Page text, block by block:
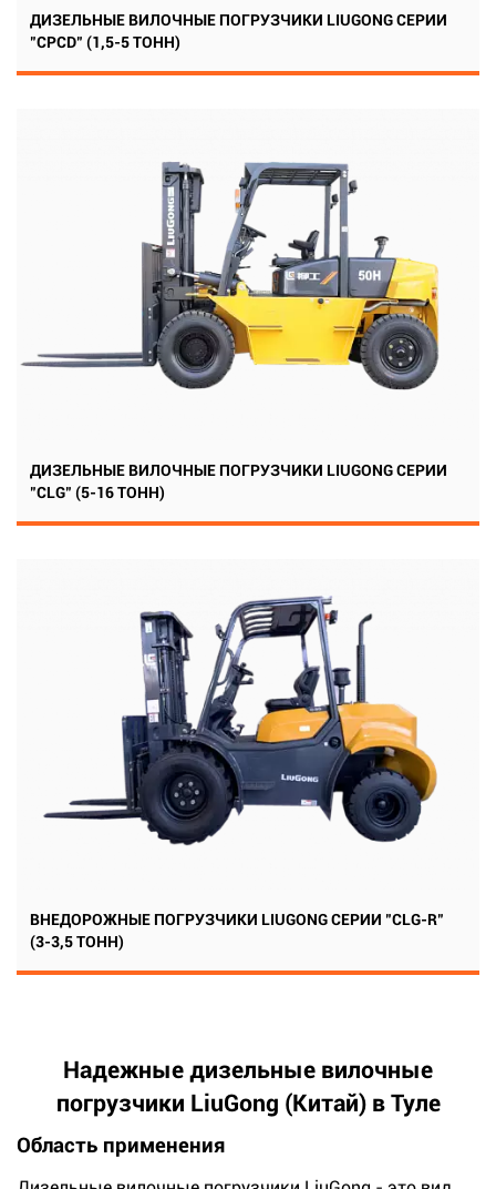
ДИЗЕЛЬНЫЕ ВИЛОЧНЫЕ ПОГРУЗЧИКИ LIUGONG СЕРИИ
"CPCD" (1,5-5 ТОНН)
ДИЗЕЛЬНЫЕ ВИЛОЧНЫЕ ПОГРУЗЧИКИ LIUGONG СЕРИИ
"CLG" (5-16 ТОНН)
ВНЕДОРОЖНЫЕ ПОГРУЗЧИКИ LIUGONG СЕРИИ "CLG-R"
(3-3,5 ТОНН)
Надежные дизельные вилочные
погрузчики LiuGong (Китай) в Туле
Область применения